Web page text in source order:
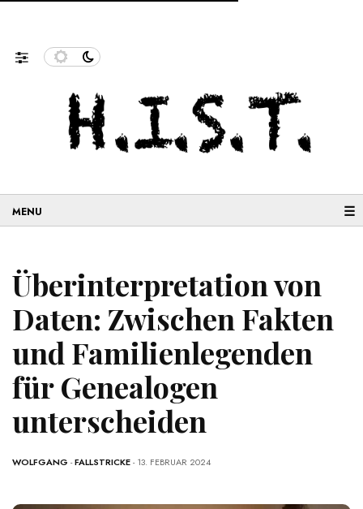
☰
Überinterpretation von
Daten: Zwischen Fakten
und Familienlegenden
für Genealogen
unterscheiden
WOLFGANG -FALLSTRICKE- 13. FEBRUAR 2024